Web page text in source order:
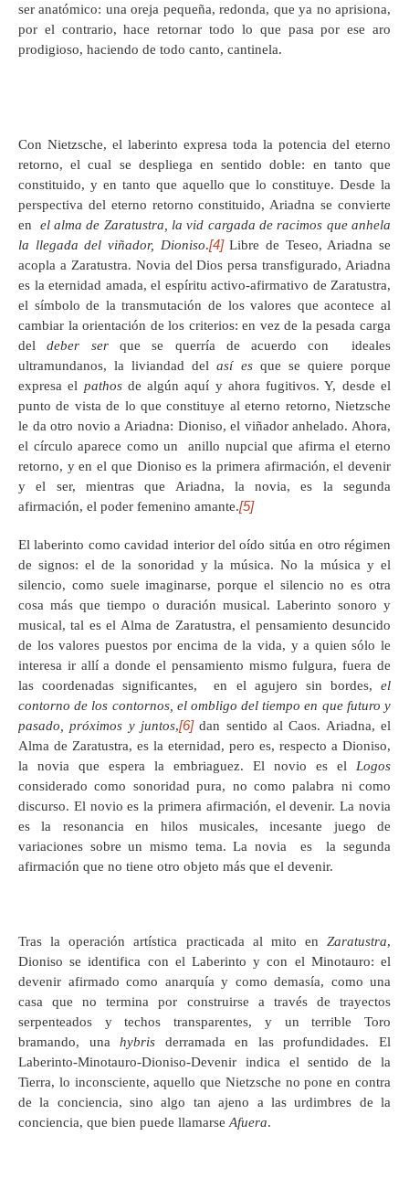
ser anatómico: una oreja pequeña, redonda, que ya no aprisiona,
por el contrario, hace retornar todo lo que pasa por ese aro
prodigioso, haciendo de todo canto, cantinela.
Con Nietzsche, el laberinto expresa toda la potencia del eterno
retorno, el cual se despliega en sentido doble: en tanto que
constituido, y en tanto que aquello que lo constituye. Desde la
perspectiva del eterno retorno constituido, Ariadna se convierte
en el alma de Zaratustra, la vid cargada de racimos que anhela
la llegada del viñador, Dioniso.[4]Libre de Teseo, Ariadna se
acopla a Zaratustra. Novia del Dios persa transfigurado, Ariadna
es la eternidad amada, el espíritu activo-afirmativo de Zaratustra,
el símbolo de la transmutación de los valores que acontece al
cambiar la orientación de los criterios: en vez de la pesada carga
deldeber serque se querría de acuerdo con ideales
ultramundanos, la liviandad delasí esque se quiere porque
expresa el pathosde algún aquí y ahora fugitivos. Y, desde el
punto de vista de lo que constituye al eterno retorno, Nietzsche
le da otro novio a Ariadna: Dioniso, el viñador anhelado. Ahora,
el círculo aparece como un anillo nupcial que afirma el eterno
retorno, y en el que Dioniso es la primera afirmación, el devenir
y el ser, mientras que Ariadna, la novia, es la segunda
afirmación, el poder femenino amante.[5]
El laberinto como cavidad interior del oído sitúa en otro régimen
de signos: el de la sonoridad y la música. No la música y el
silencio, como suele imaginarse, porque el silencio no es otra
cosa más que tiempo o duración musical. Laberinto sonoro y
musical, tal es el Alma de Zaratustra, el pensamiento desuncido
de los valores puestos por encima de la vida, y a quien sólo le
interesa ir allí a donde el pensamiento mismo fulgura, fuera de
las coordenadas significantes, en el agujero sin bordes, el
contorno de los contornos, el ombligo del tiempo en que futuro y
pasado, próximos y juntos,[6]dan sentido al Caos. Ariadna, el
Alma de Zaratustra, es la eternidad, pero es, respecto a Dioniso,
la novia que espera la embriaguez. El novio es el Logos
considerado como sonoridad pura, no como palabra ni como
discurso. El novio es la primera afirmación, el devenir. La novia
es la resonancia en hilos musicales, incesante juego de
variaciones sobre un mismo tema. La novia es la segunda
afirmación que no tiene otro objeto más que el devenir.
Tras la operación artística practicada al mito en Zaratustra,
Dioniso se identifica con el Laberinto y con el Minotauro: el
devenir afirmado como anarquía y como demasía, como una
casa que no termina por construirse a través de trayectos
serpenteados y techos transparentes, y un terrible Toro
bramando, unahybris derramada en las profundidades. El
Laberinto-Minotauro-Dioniso-Devenir indica el sentido de la
Tierra, lo inconsciente, aquello que Nietzsche no pone en contra
de la conciencia, sino algo tan ajeno a las urdimbres de la
conciencia, que bien puede llamarse Afuera.